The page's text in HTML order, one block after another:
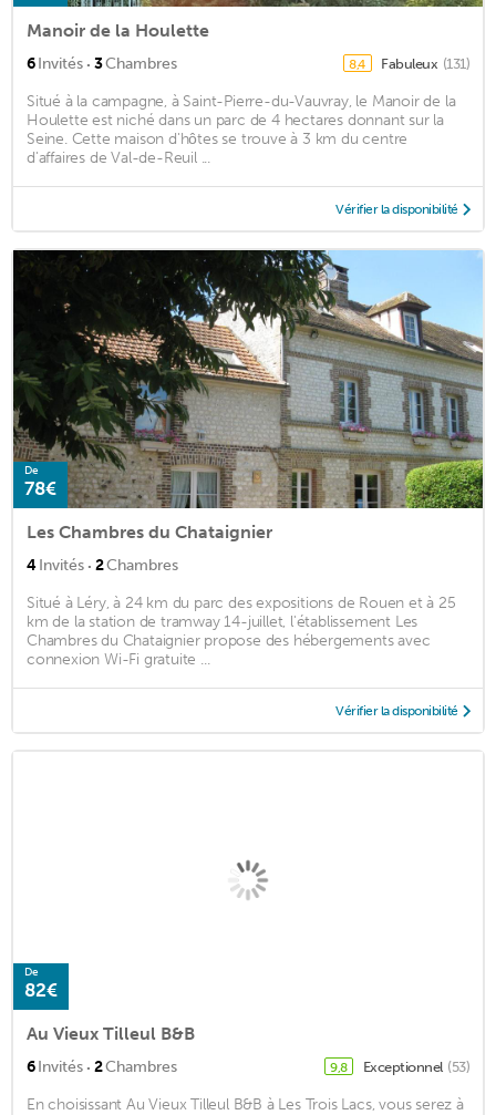
Manoir de la Houlette
6Invités · 3Chambres 8,4 Fabuleux (131)
Situé à la campagne, à Saint-Pierre-du-Vauvray, le Manoir de la
Houlette est niché dans un parc de 4 hectares donnant sur la
Seine. Cette maison d'hôtes se trouve à 3 km du centre
d'affaires de Val-de-Reuil ...
Vérifier la disponibilité
De
78€
Les Chambres du Chataignier
4Invités · 2Chambres
Situé à Léry, à 24 km du parc des expositions de Rouen et à 25
km de la station de tramway 14-juillet, l'établissement Les
Chambres du Chataignier propose des hébergements avec
connexion Wi-Fi gratuite ...
Vérifier la disponibilité
De
82€
Au Vieux Tilleul B&B
6Invités · 2Chambres 9,8 Exceptionnel (53)
En choisissant Au Vieux Tilleul B&B à Les Trois Lacs, vous serez à